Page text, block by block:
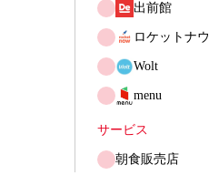
出前館
ロケットナウ
Wolt
menu
サービス
朝食販売店